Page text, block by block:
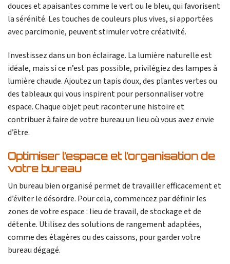
douces et apaisantes comme le vert ou le bleu, qui favorisent
la sérénité. Les touches de couleurs plus vives, si apportées
avec parcimonie, peuvent stimuler votre créativité.
Investissez dans un bon éclairage. La lumière naturelle est
idéale, mais si ce n’est pas possible, privilégiez des lampes à
lumière chaude. Ajoutez un tapis doux, des plantes vertes ou
des tableaux qui vous inspirent pour personnaliser votre
espace. Chaque objet peut raconter une histoire et
contribuer à faire de votre bureau un lieu où vous avez envie
d’être.
Optimiser l’espace et l’organisation de
votre bureau
Un bureau bien organisé permet de travailler efficacement et
d’éviter le désordre. Pour cela, commencez par définir les
zones de votre espace : lieu de travail, de stockage et de
détente. Utilisez des solutions de rangement adaptées,
comme des étagères ou des caissons, pour garder votre
bureau dégagé.